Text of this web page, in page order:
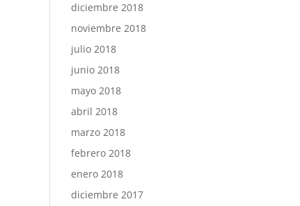
diciembre 2018
noviembre 2018
julio 2018
junio 2018
mayo 2018
abril 2018
marzo 2018
febrero 2018
enero 2018
diciembre 2017